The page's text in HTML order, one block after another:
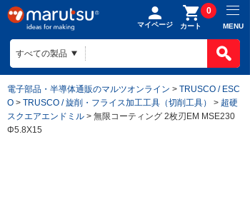
マイページ カート
0
MENU
電子部品・半導体通販のマルツオンライン > TRUSCO / ESC
O > TRUSCO / 旋削・フライス加工工具（切削工具） > 超硬
スクエアエンドミル > 無限コーティング 2枚刃EM MSE230
Φ5.8X15